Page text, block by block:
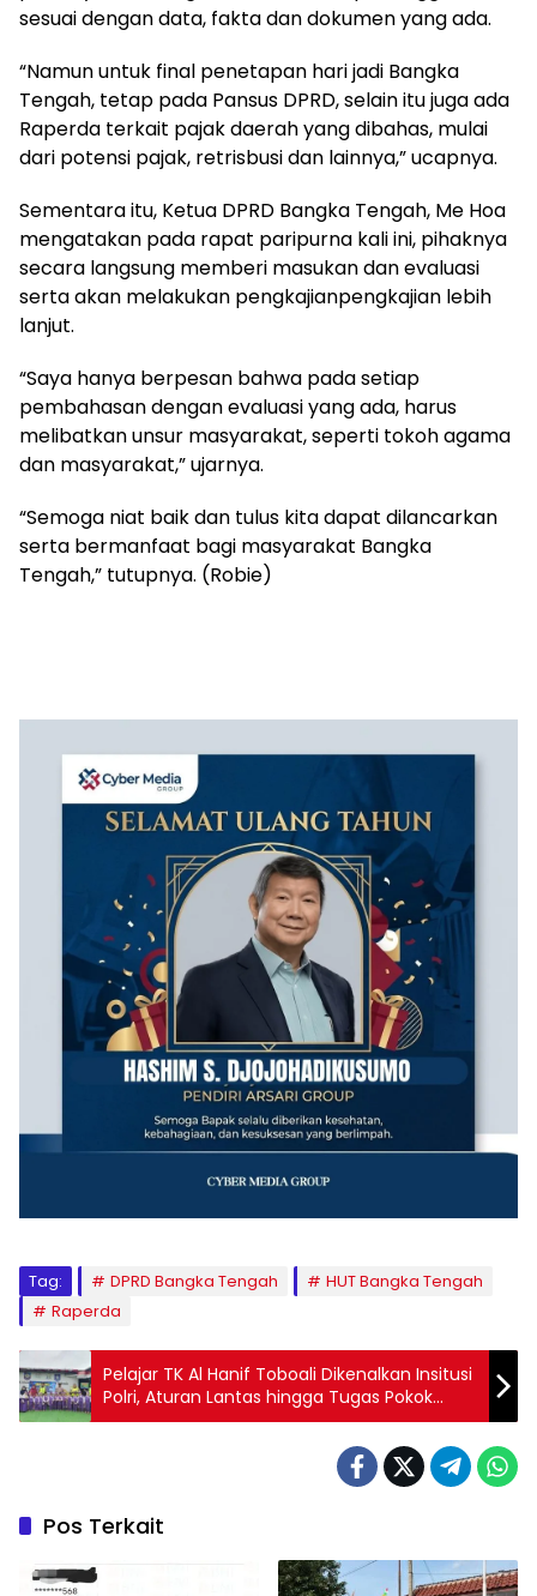
sesuai dengan data, fakta dan dokumen yang ada.
“Namun untuk final penetapan hari jadi Bangka
Tengah, tetap pada Pansus DPRD, selain itu juga ada
Raperda terkait pajak daerah yang dibahas, mulai
dari potensi pajak, retrisbusi dan lainnya,” ucapnya.
Sementara itu, Ketua DPRD Bangka Tengah, Me Hoa
mengatakan pada rapat paripurna kali ini, pihaknya
secara langsung memberi masukan dan evaluasi
serta akan melakukan pengkajianpengkajian lebih
lanjut.
“Saya hanya berpesan bahwa pada setiap
pembahasan dengan evaluasi yang ada, harus
melibatkan unsur masyarakat, seperti tokoh agama
dan masyarakat,” ujarnya.
“Semoga niat baik dan tulus kita dapat dilancarkan
serta bermanfaat bagi masyarakat Bangka
Tengah,” tutupnya. (Robie)
Tag: DPRD Bangka Tengah
HUT Bangka Tengah
Raperda
Pelajar TK Al Hanif Toboali Dikenalkan Insitusi
Polri, Aturan Lantas hingga Tugas Pokok
Fungsi
Pos Terkait